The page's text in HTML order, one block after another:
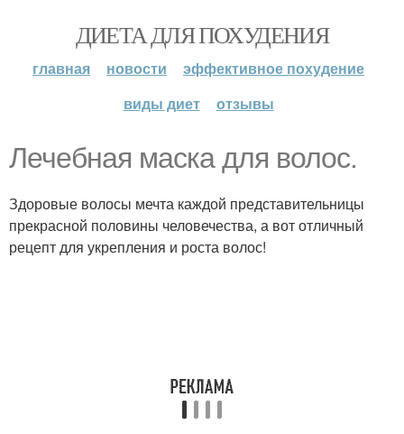
ДИЕТА ДЛЯ ПОХУДЕНИЯ
главная новости
эффективное похудение
виды диет
отзывы
Лечебная маска для волос.
Здоровые волосы мечта каждой представительницы
прекрасной половины человечества, а вот отличный
рецепт для укрепления и роста волос!